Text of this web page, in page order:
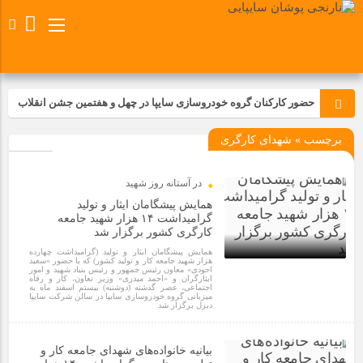
حضور کارکنان گروه خودروسازی سایپا در چهل و هفتمین جشن انقلاب
تجدید بیعت کارکنان شرکت پارس خودرو با آرمان های رهبر کبیر و فقید
مسابقات ورزشی در مگاموتوربا استقبال کارکنان برگزار شد
مراسم عزاداری و ذکرمصیبت سالروز شهادت امام محمدتقی(ع) در
شرکت زامیاد
تجربه‌ای میدانی از صنعت برای دانش‌آموزان فنی‌وحرفه‌ای؛ بازدید
برچسب » شهدای کارگری
در آستانه روز شهید
همایش پیشگامان ایثار و تولید
گرامیداشت ۱۴ هزار شهید جامعه
کارگری کشور برگزار شد
همایش پیشگامان ایثار و تولید (گرامیداشت چهارده
هزار شهید جامعه کار و تولید کشور) که با حضور «سعید
احودی» معاون رئیس جمهور و رئیس بنیاد شهید و امور
ایثارگران و «احمد میدری» وزیر تعاون، کار و رفاه
اجتماعی، عصر گذشته (دوشنبه) بیستم اسفند ماه به
میزبانی گروه خودروسازی سایپا در سالن شرکت سایپا
دیزل برگزار شد
بیانیه خانواده‌های شهدای جامعه کار و